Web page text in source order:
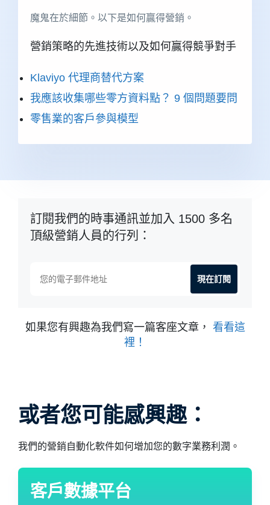
魔鬼在於細節。以下是如何贏得營銷。
營銷策略的先進技術以及如何贏得競爭對手
Klaviyo 代理商替代方案
我應該收集哪些零方資料點？ 9 個問題要問
零售業的客戶參與模型
訂閱我們的時事通訊並加入 1500 多名
頂級營銷人員的行列：
現在訂閱
如果您有興趣為我們寫一篇客座文章， 看看這
裡！
或者您可能感興趣：
我們的營銷自動化軟件如何增加您的數字業務利潤。
客戶數據平台